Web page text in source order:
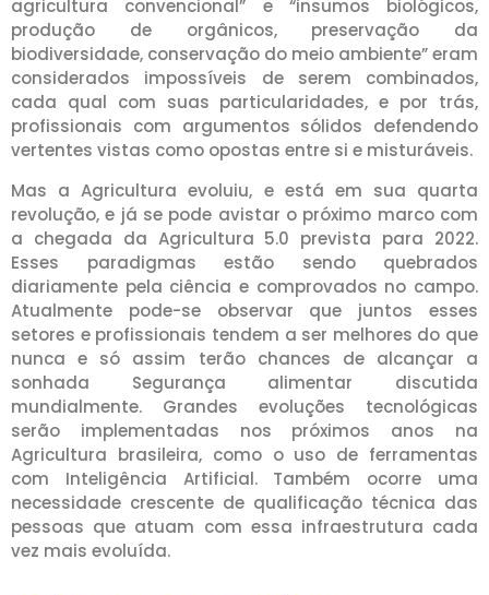
agricultura convencional” e “insumos biológicos,
produção de orgânicos, preservação da
biodiversidade, conservação do meio ambiente” eram
considerados impossíveis de serem combinados,
cada qual com suas particularidades, e por trás,
profissionais com argumentos sólidos defendendo
vertentes vistas como opostas entre si e misturáveis.
Mas a Agricultura evoluiu, e está em sua quarta
revolução, e já se pode avistar o próximo marco com
a chegada da Agricultura 5.0 prevista para 2022.
Esses paradigmas estão sendo quebrados
diariamente pela ciência e comprovados no campo.
Atualmente pode-se observar que juntos esses
setores e profissionais tendem a ser melhores do que
nunca e só assim terão chances de alcançar a
sonhada Segurança alimentar discutida
mundialmente. Grandes evoluções tecnológicas
serão implementadas nos próximos anos na
Agricultura brasileira, como o uso de ferramentas
com Inteligência Artificial. Também ocorre uma
necessidade crescente de qualificação técnica das
pessoas que atuam com essa infraestrutura cada
vez mais evoluída.